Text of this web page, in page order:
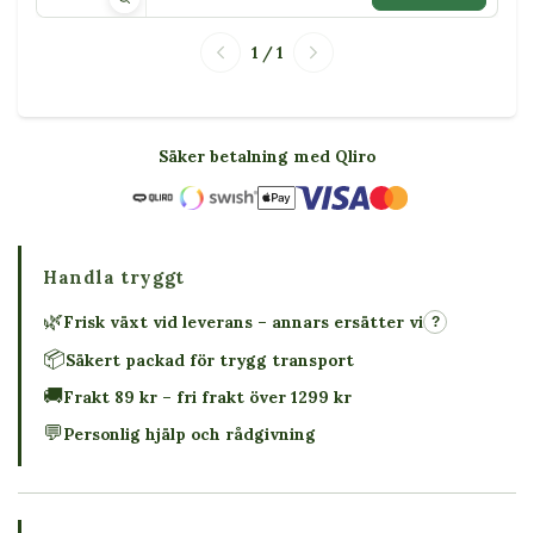
1 / 1
Säker betalning med Qliro
Handla tryggt
🌿Frisk växt vid leverans – annars ersätter vi ?
📦Säkert packad för trygg transport
🚚Frakt 89 kr – fri frakt över 1299 kr
💬Personlig hjälp och rådgivning